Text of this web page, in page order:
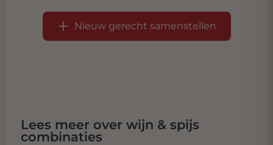
Nieuw gerecht samenstellen
Lees meer over wijn & spijs
combinaties